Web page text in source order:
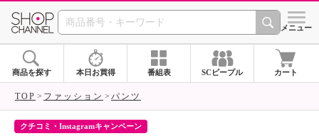
SHOP CHANNEL シメニュー
商品を探す 本日お買得 番組表 SCピープル カート
TOP ファッション パンツ
クチコミ・Instagramキャンペーン